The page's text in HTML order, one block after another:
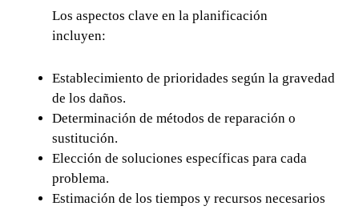
Los aspectos clave en la planificación
incluyen:
Establecimiento de prioridades según la gravedad
de los daños.
Determinación de métodos de reparación o
sustitución.
Elección de soluciones específicas para cada
problema.
Estimación de los tiempos y recursos necesarios